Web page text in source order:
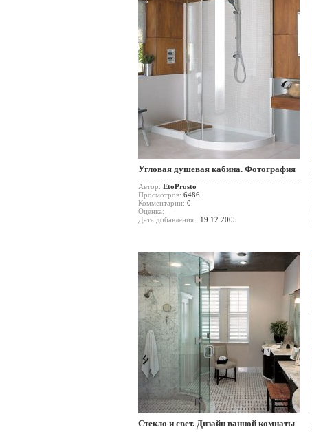
Угловая душевая кабина. Фотография
Автор: EtoProsto
Просмотров: 6486
Комментарии: 0
Оценка:
Дата добавления : 19.12.2005
Стекло и свет. Дизайн ванной комнаты